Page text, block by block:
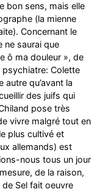
bon sens, mais elle
(la mienne
Concernant le
ne saurai que
ô ma douleur », de
Colette
qu’avant la
des juifs qui
pose très
vivre malgré tout en
plus cultivé et
allemands) est
nous tous un jour
de la raison,
de Sel fait oeuvre